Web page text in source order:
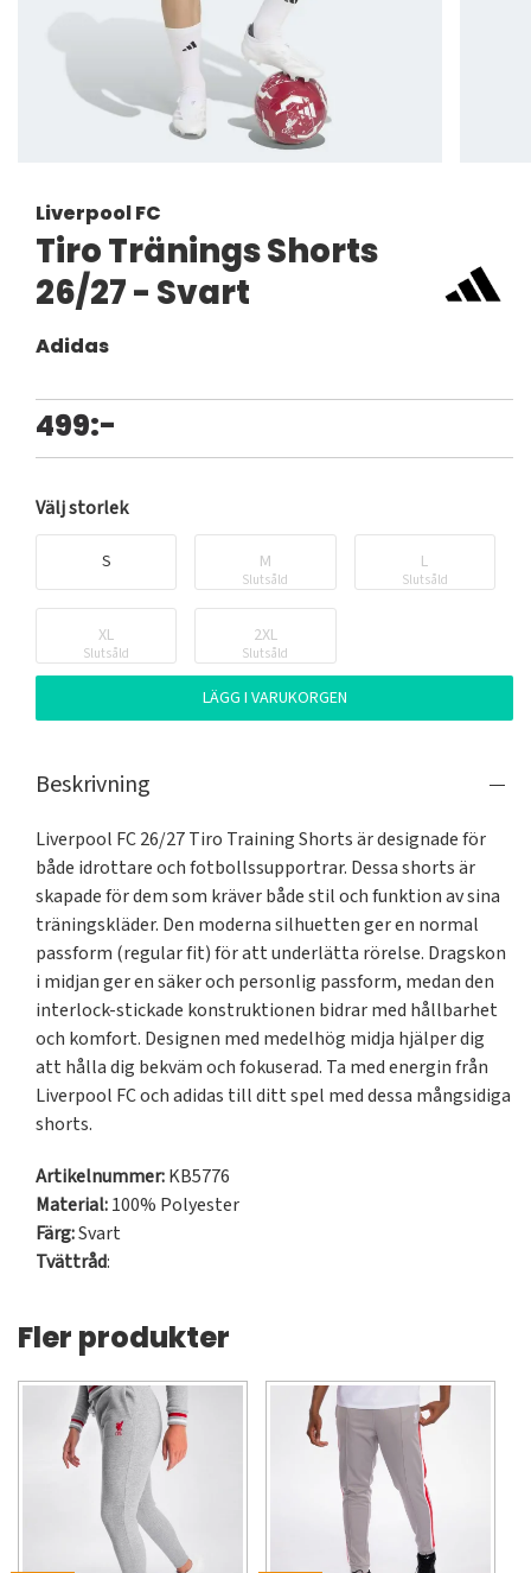
Liverpool FC
Tiro Tränings Shorts
26/27 - Svart
Adidas
499:-
Välj storlek
S M
Slutsåld
L
Slutsåld
XL
Slutsåld
2XL
Slutsåld
LÄGG I VARUKORGEN
Beskrivning
Liverpool FC 26/27 Tiro Training Shorts är designade för
både idrottare och fotbollssupportrar. Dessa shorts är
skapade för dem som kräver både stil och funktion av sina
träningskläder. Den moderna silhuetten ger en normal
passform (regular fit) för att underlätta rörelse. Dragskon
i midjan ger en säker och personlig passform, medan den
interlock-stickade konstruktionen bidrar med hållbarhet
och komfort. Designen med medelhög midja hjälper dig
att hålla dig bekväm och fokuserad. Ta med energin från
Liverpool FC och adidas till ditt spel med dessa mångsidiga
shorts.
Artikelnummer:KB5776
Material:100% Polyester
Färg:Svart
Tvättråd:
Fler produkter